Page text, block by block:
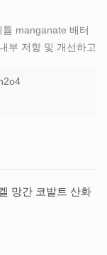
manganate 배터
부 저항 및 개선하고
새로운 에너지 제
음극 재료 한
성하는 세 가지 차
터리입니다. 넬 구조
. 첨정석을 제공합
망간 코발트 산화